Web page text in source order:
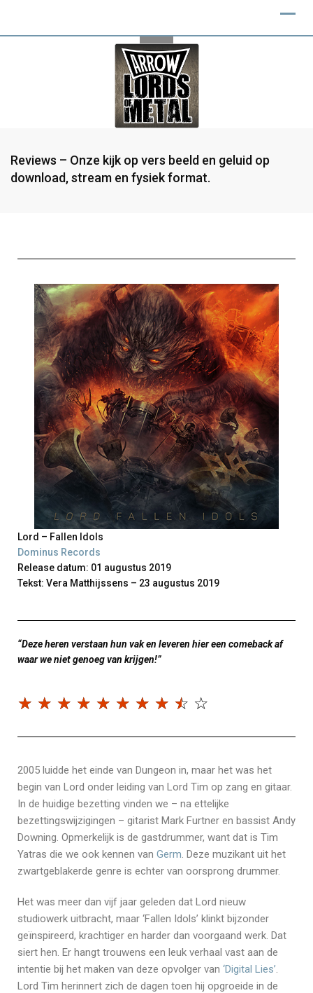
Reviews – Onze kijk op vers beeld en geluid op
download, stream en fysiek format.
Lord – Fallen Idols
Dominus Records
Release datum: 01 augustus 2019
Tekst: Vera Matthijssens – 23 augustus 2019
“Deze heren verstaan hun vak en leveren hier een comeback af
waar we niet genoeg van krijgen!”
☆ ☆ ☆ ☆ ☆ ☆ ☆ ☆ ☆ ☆
2005 luidde het einde van Dungeon in, maar het was het
begin van Lord onder leiding van Lord Tim op zang en gitaar.
In de huidige bezetting vinden we – na ettelijke
bezettingswijzigingen – gitarist Mark Furtner en bassist Andy
Downing. Opmerkelijk is de gastdrummer, want dat is Tim
Yatras die we ook kennen van Germ. Deze muzikant uit het
zwartgeblakerde genre is echter van oorsprong drummer.
Het was meer dan vijf jaar geleden dat Lord nieuw
studiowerk uitbracht, maar ‘Fallen Idols’ klinkt bijzonder
geïnspireerd, krachtiger en harder dan voorgaand werk. Dat
siert hen. Er hangt trouwens een leuk verhaal vast aan de
intentie bij het maken van deze opvolger van ‘Digital Lies’.
Lord Tim herinnert zich de dagen toen hij opgroeide in de